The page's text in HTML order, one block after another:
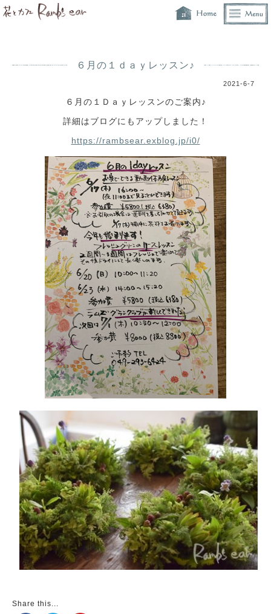
６月の１ｄａｙレッスン♪
2021-6-7
６月の１Ｄａｙレッスンのご案内♪
詳細はブログにもアップしました！
https://rambsear.exblog.jp/i0/
Share this...